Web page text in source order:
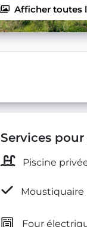
Afficher toutes
Services
Piscine
Moustiquaire
Four